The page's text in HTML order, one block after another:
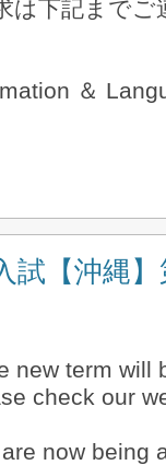
は下記までご
＆
試【沖縄
new term will
check our
now being